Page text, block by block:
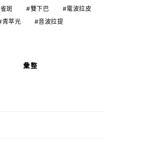
雀斑 雙下巴
電波拉皮
青萃光
音波拉提
彙整